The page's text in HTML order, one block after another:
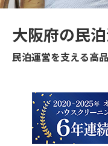
大阪府の民
民泊運営を支える高